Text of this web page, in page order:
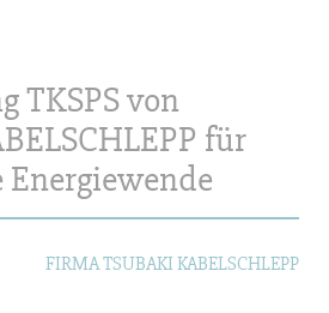
TKSPS von
für
FIRMA TSUBAKI KABELSCHLEPP